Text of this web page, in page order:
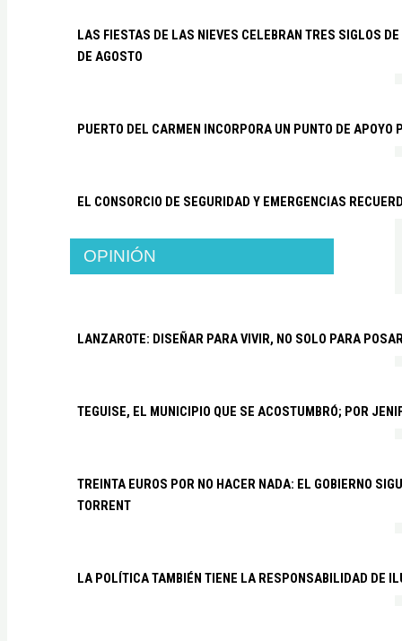
LAS FIESTAS DE LAS NIEVES CELEBRAN TRES SIGLOS
DE AGOSTO
PUERTO DEL CARMEN INCORPORA UN PUNTO DE
EL CONSORCIO DE SEGURIDAD Y EMERGENCIAS
OPINIÓN
LANZAROTE: DISEÑAR PARA VIVIR, NO SOLO PARA
TEGUISE, EL MUNICIPIO QUE SE ACOSTUMBRÓ; POR
TREINTA EUROS POR NO HACER NADA: EL GOBIERNO
TORRENT
LA POLÍTICA TAMBIÉN TIENE LA RESPONSABILIDAD DE